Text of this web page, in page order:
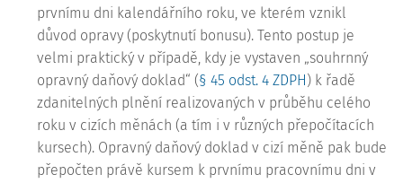
prvnímu dni kalendářního roku, ve kterém vznikl
důvod opravy (poskytnutí bonusu). Tento postup je
velmi praktický v případě, kdy je vystaven „souhrnný
opravný daňový doklad“ (§ 45 odst. 4 ZDPH) k řadě
zdanitelných plnění realizovaných v průběhu celého
roku v cizích měnách (a tím i v různých přepočítacích
kursech). Opravný daňový doklad v cizí měně pak bude
přepočten právě kursem k prvnímu pracovnímu dni v